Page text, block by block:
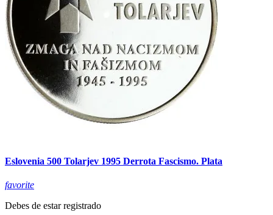
Eslovenia 500 Tolarjev 1995 Derrota Fascismo. Plata
favorite
Debes de estar registrado